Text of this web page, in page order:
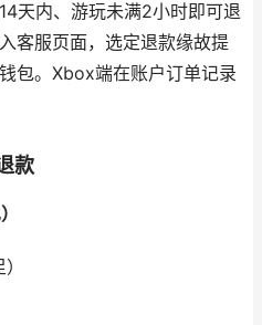
天内、游玩未满2小时即可退
客服页面，选定退款缘故提
包。Xbox端在账户订单记录
款